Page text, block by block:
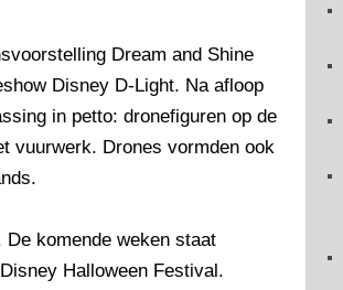
Dream and Shine
Disney D-Light. Na afloop
in petto: dronefiguren op de
vuurwerk. Drones vormden ook
De komende weken staat
Halloween Festival.